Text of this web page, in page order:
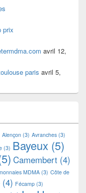
prix
avril 12,
paris avril 5,
Alençon (3) Avranches (3)
(3) Bayeux (5)
Camembert (4)
MDMA (3) Côte de
(4) Fécamp (3)